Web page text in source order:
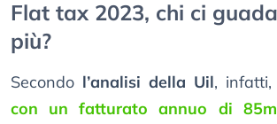
Flat tax 2023, chi ci
più?
Secondo l’analisi della Uil, infatti,
con un fatturato annuo di